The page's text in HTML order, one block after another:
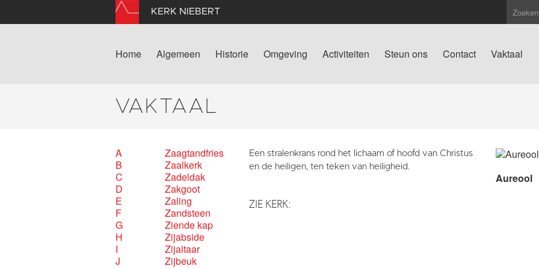
KERK NIEBERT
Home Algemeen Historie Omgeving Activiteiten Steun ons Contact Vaktaal
VAKTAAL
A
B
C
D
E
F
G
H
I
J
Zaagtandfries
Zaalkerk
Zadeldak
Zakgoot
Zaling
Zandsteen
Ziende kap
Zijabside
Zijaltaar
Zijbeuk
Een stralenkrans rond het lichaam of hoofd van Christus
en de heiligen, ten teken van heiligheid.
ZIE KERK:
Aureool